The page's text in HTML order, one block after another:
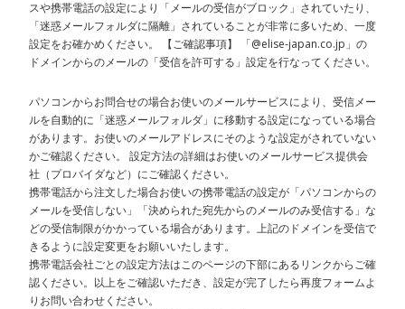
スや携帯電話の設定により「メールの受信がブロック」されていたり、
「迷惑メールフォルダに隔離」されていることが非常に多いため、一度
設定をお確かめください。 【ご確認事項】 「@elise-japan.co.jp」の
ドメインからのメールの「受信を許可する」設定を行なってください。
パソコンからお問合せの場合お使いのメールサービスにより、受信メー
ルを自動的に「迷惑メールフォルダ」に移動する設定になっている場合
があります。お使いのメールアドレスにそのような設定がされていない
かご確認ください。 設定方法の詳細はお使いのメールサービス提供会
社（プロバイダなど）にご確認ください。
携帯電話から注文した場合お使いの携帯電話の設定が「パソコンからの
メールを受信しない」「決められた宛先からのメールのみ受信する」な
どの受信制限がかかっている場合があります。上記のドメインを受信で
きるように設定変更をお願いいたします。
携帯電話会社ごとの設定方法はこのページの下部にあるリンクからご確
認ください。以上をご確認いただき、設定が完了したら再度フォームよ
りお問い合わせください。